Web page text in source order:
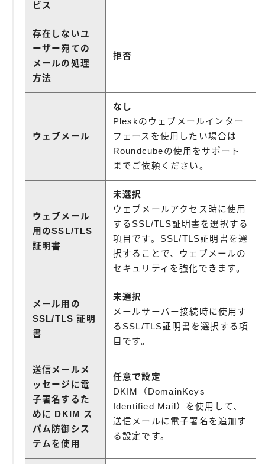
ビス
存在しないユ
ーザー宛ての
メールの処理
方法
拒否
ウェブメール
なし
Pleskのウェブメールインター
フェースを使用したい場合は
Roundcubeの使用をサポート
までご依頼ください。
ウェブメール
用のSSL/TLS
証明書
未選択
ウェブメールアクセス時に使用
するSSL/TLS証明書を選択する
項目です。SSL/TLS証明書を選
択することで、ウェブメールの
セキュリティを強化できます。
メール用の
SSL/TLS 証明
書
未選択
メールサーバー接続時に使用す
るSSL/TLS証明書を選択する項
目です。
送信メールメ
ッセージに電
子署名するた
めに DKIM ス
パム防御シス
テムを使用
任意で設定
DKIM（DomainKeys
Identified Mail）を使用して、
送信メールに電子署名を追加す
る設定です。